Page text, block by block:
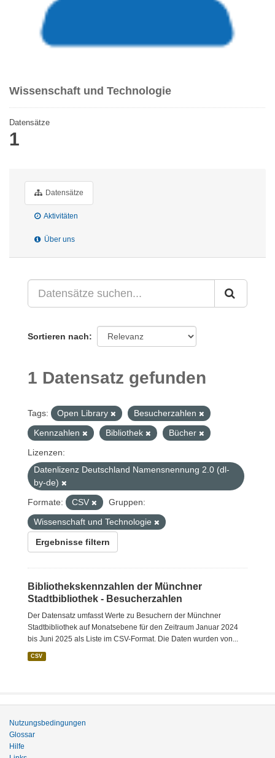
Wissenschaft und Technologie
Datensätze
1
Datensätze
Aktivitäten
Über uns
Sortieren nach
1 Datensatz gefunden
Tags: Open Library
Besucherzahlen
Kennzahlen
Bibliothek
Bücher
Lizenzen:
Datenlizenz Deutschland Namensnennung 2.0 (dl-
by-de)
Formate:
CSV
Gruppen:
Wissenschaft und Technologie
Ergebnisse filtern
Bibliothekskennzahlen der Münchner
Stadtbibliothek - Besucherzahlen
Der Datensatz umfasst Werte zu Besuchern der Münchner
Stadtbibliothek auf Monatsebene für den Zeitraum Januar 2024
bis Juni 2025 als Liste im CSV-Format. Die Daten wurden von...
CSV
Nutzungsbedingungen
Glossar
Hilfe